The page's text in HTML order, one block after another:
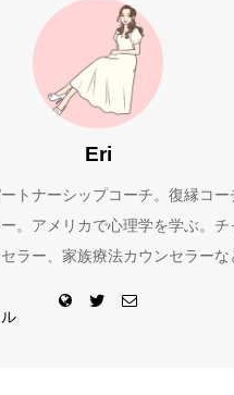
Eri
トナーシップコーチ。復縁コー
。アメリカで心理学を学ぶ。チ
ラー、家族療法カウンセラーな